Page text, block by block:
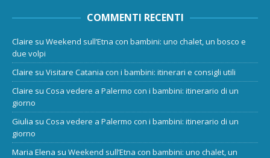
COMMENTI RECENTI
Claire su Weekend sull’Etna con bambini: uno chalet, un bosco e
due volpi
Claire su Visitare Catania con i bambini: itinerari e consigli utili
Claire su Cosa vedere a Palermo con i bambini: itinerario di un
giorno
Giulia su Cosa vedere a Palermo con i bambini: itinerario di un
giorno
Maria Elena su Weekend sull’Etna con bambini: uno chalet, un